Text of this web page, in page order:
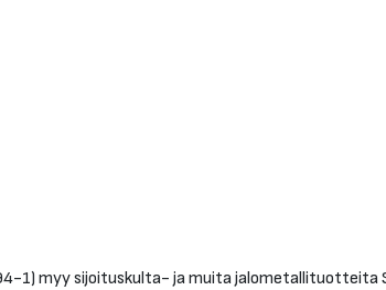
1) myy sijoituskulta- ja muita jalometallituotteita